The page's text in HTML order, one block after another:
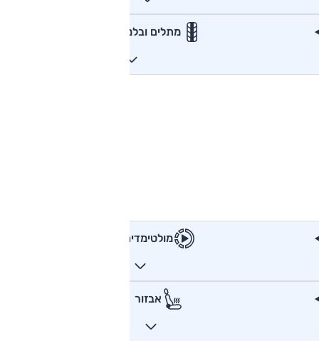
מתלים ובלמים
מולטימדיה
אבזור